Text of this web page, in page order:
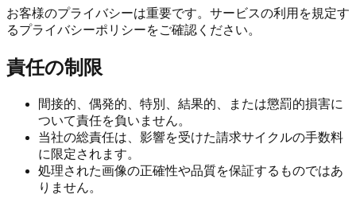
お客様のプライバシーは重要です。サービスの利用を規定す
るプライバシーポリシーをご確認ください。
責任の制限
間接的、偶発的、特別、結果的、または懲罰的損害に
ついて責任を負いません。
当社の総責任は、影響を受けた請求サイクルの手数料
に限定されます。
処理された画像の正確性や品質を保証するものではあ
りません。